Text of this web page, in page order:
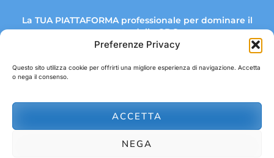
Preferenze Privacy
Questo sito utilizza cookie per offrirti una migliore esperienza di navigazione. Accetta
o nega il consenso.
ACCETTA
NEGA
La TUA PIATTAFORMA professionale per dominare il
mercato della GDO.
Link rapidi:
abbonamenti@gdodata.it